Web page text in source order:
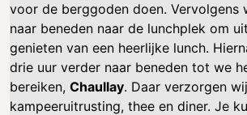
voor de berggoden doen. Vervolgens
naar beneden naar de lunchplek om
genieten van een heerlijke lunch.
drie uur verder naar beneden tot we
bereiken, Chaullay. Daar verzorgen
kampeeruitrusting, thee en diner. Je